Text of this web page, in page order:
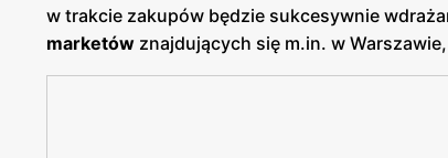
w trakcie zakupów będzie sukcesywnie
marketów znajdujących się m.in. w